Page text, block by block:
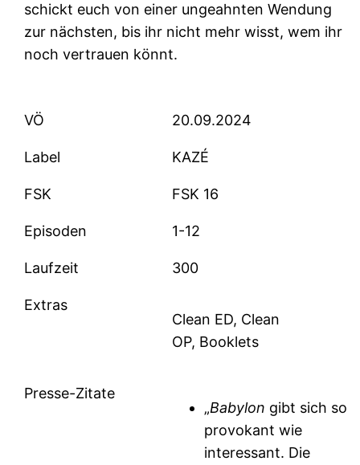
schickt euch von einer ungeahnten Wendung
zur nächsten, bis ihr nicht mehr wisst, wem ihr
noch vertrauen könnt.
VÖ 20.09.2024
Label KAZÉ
FSK FSK 16
Episoden 1-12
Laufzeit 300
Extras
Clean ED, Clean
OP, Booklets
Presse-Zitate
„Babylon gibt sich so
provokant wie
interessant. Die